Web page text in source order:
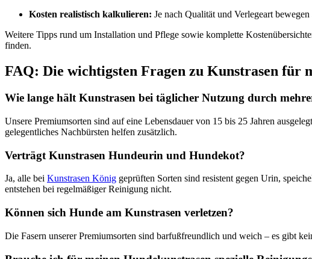
Kosten realistisch kalkulieren: Je nach Qualität und Verlegeart
Weitere Tipps rund um Installation und Pflege sowie komplette
finden.
FAQ: Die wichtigsten Fragen zu Kunstrasen für
Wie lange hält Kunstrasen bei täglicher Nutzung durch
Unsere Premiumsorten sind auf eine Lebensdauer von 15 bis 25 Jahren
gelegentliches Nachbürsten helfen zusätzlich.
Verträgt Kunstrasen Hundeurin und Hundekot?
Ja, alle bei Kunstrasen König geprüften Sorten sind resistent gegen Urin,
entstehen bei regelmäßiger Reinigung nicht.
Können sich Hunde am Kunstrasen verletzen?
Die Fasern unserer Premiumsorten sind barfußfreundlich und weich – es gibt